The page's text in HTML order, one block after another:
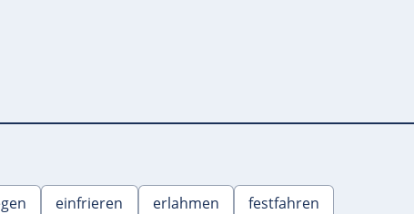
einfrieren erlahmen
festfahren